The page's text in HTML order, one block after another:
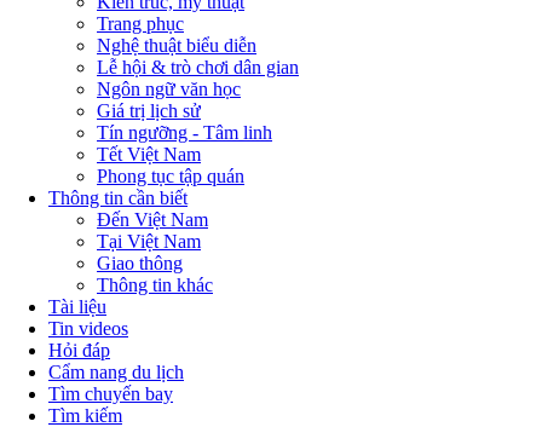
Trang phục
Nghệ thuật biểu diễn
Lễ hội & trò chơi dân gian
Ngôn ngữ văn học
Giá trị lịch sử
Tín ngưỡng - Tâm linh
Tết Việt Nam
Phong tục tập quán
Thông tin cần biết
Đến Việt Nam
Tại Việt Nam
Giao thông
Thông tin khác
Tài liệu
Tin videos
Hỏi đáp
Cẩm nang du lịch
Tìm chuyến bay
Tìm kiếm